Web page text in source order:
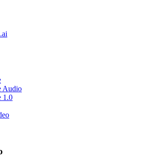
Audio
1.0